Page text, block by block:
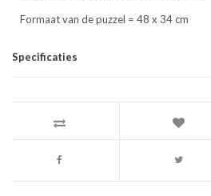
Formaat van de puzzel = 48 x 34 cm
Specificaties